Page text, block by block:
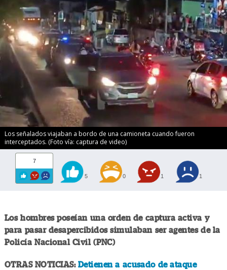
Los señalados viajaban a bordo de una camioneta cuando fueron
interceptados. (Foto vía: captura de video)
7
5 0 1 1
Los hombres poseían una orden de captura activa y
para pasar desapercibidos simulaban ser agentes de la
Policía Nacional Civil (PNC)
OTRAS NOTICIAS: Detienen a acusado de ataque